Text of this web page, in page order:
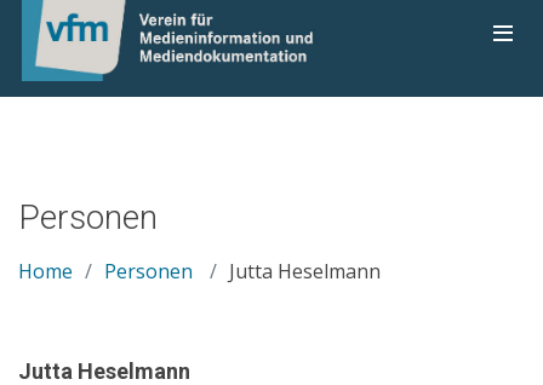
Personen
Home Personen Jutta Heselmann
Jutta Heselmann